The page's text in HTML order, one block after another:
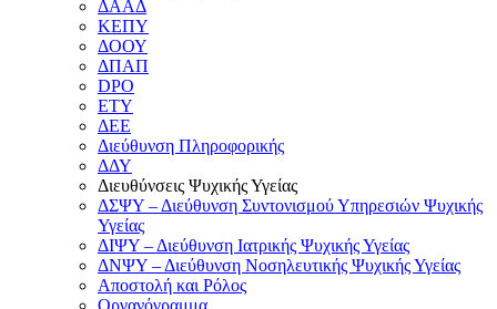
ΔΑΑΔ
ΚΕΠΥ
ΔΟΟΥ
ΔΠΑΠ
DPO
ΕΤΥ
ΔΕΕ
Διεύθυνση Πληροφορικής
ΔΔΥ
Διευθύνσεις Ψυχικής Υγείας
ΔΣΨΥ – Διεύθυνση Συντονισμού Υπηρεσιών Ψυχικής
Υγείας
ΔΙΨΥ – Διεύθυνση Ιατρικής Ψυχικής Υγείας
ΔΝΨΥ – Διεύθυνση Νοσηλευτικής Ψυχικής Υγείας
Αποστολή και Ρόλος
Οργανόγραμμα